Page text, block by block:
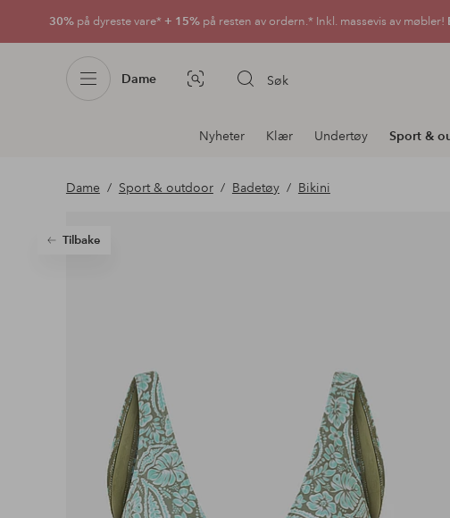
30% på dyreste vare* + 15% på resten av ordern.* Inkl. massevis av møbler!
Dame Bildesøk Søk
Avdelingsnavigering
Nyheter Klær Undertøy Sport &
Dame Sport & outdoor Badetøy Bikini
Tilbake